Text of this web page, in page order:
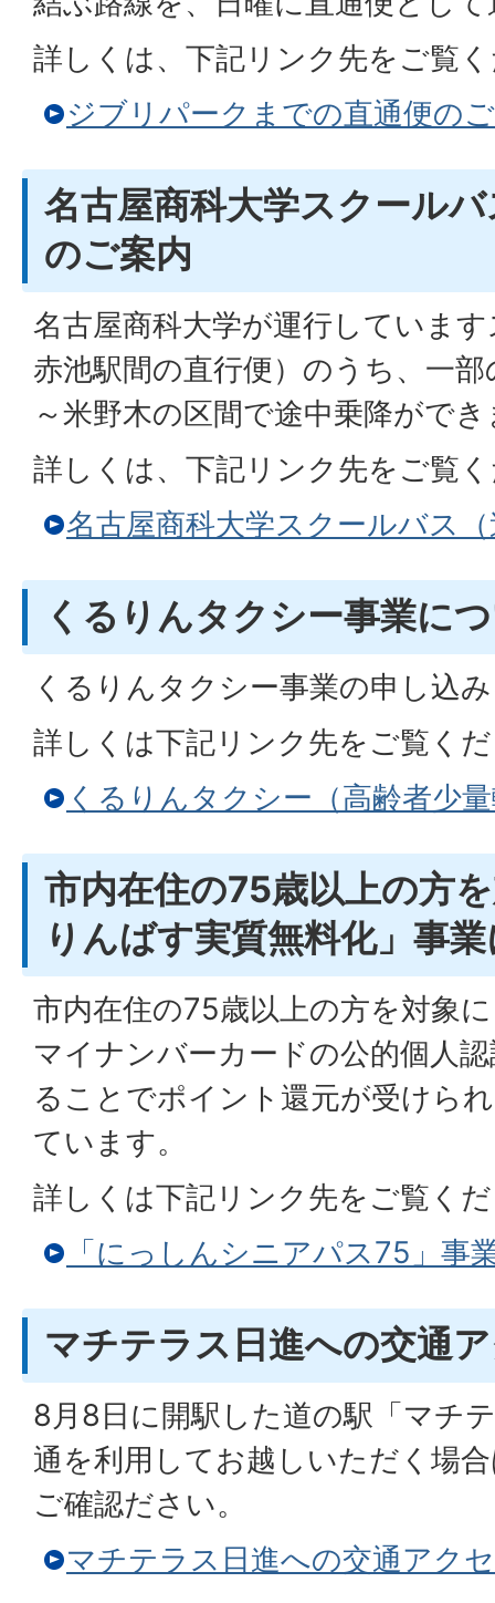
詳しくは、下記リンク先をご覧
ジブリパークまでの直通便の
名古屋商科大学スクール
のご案内
名古屋商科大学が運行していま
赤池駅間の直行便）のうち、一
～米野木の区間で途中乗降がで
詳しくは、下記リンク先をご覧
名古屋商科大学スクールバス
くるりんタクシー事業に
くるりんタクシー事業の申し込
詳しくは下記リンク先をご覧く
くるりんタクシー（高齢者少
市内在住の75歳以上の方
りんばす実質無料化」事
市内在住の75歳以上の方を対象
マイナンバーカードの公的個人
ることでポイント還元が受けら
ています。
詳しくは下記リンク先をご覧く
「にっしんシニアパス75」事
マチテラス日進への交通
8月8日に開駅した道の駅「マチ
通を利用してお越しいただく場
ご確認ださい。
マチテラス日進への交通アク